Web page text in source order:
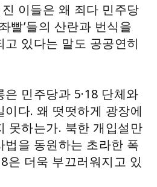
이들은 왜 죄다 민주당
빨’들의 산란과 번식을
있다는 말도 공공연히
민주당과 5·18 단체와
다. 왜 떳떳하게 광장에
못하는가. 북한 개입설만
법을 동원하는 초라한 폭
은 더욱 부끄러워지고 있